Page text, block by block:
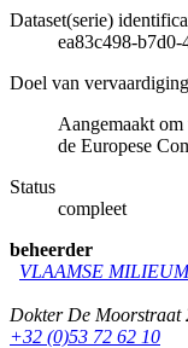
Dataset(serie)
ea83c498-
Doel van vervaardiging
Aangemaakt om
de Europese
Status
compleet
beheerder
VLAAMSE
Dokter De Moorstraat
+32 (0)53 72 62 10